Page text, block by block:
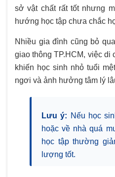
sở vật chất rất tốt nhưng
hướng học tập chưa chắc
Nhiều gia đình cũng bỏ
giao thông TP.HCM, việc di
khiến học sinh nhỏ tuổi
ngơi và ảnh hưởng tâm lý
Lưu ý: Nếu học
hoặc về nhà quá
học tập thường
lượng tốt.